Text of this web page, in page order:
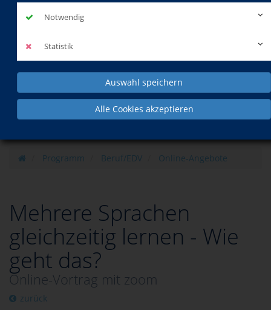
Notwendig
Statistik
Auswahl speichern
Alle Cookies akzeptieren
Programm Beruf/EDV Online-Angebote
Mehrere Sprachen
gleichzeitig lernen - Wie
geht das?
Online-Vortrag mit zoom
zurück